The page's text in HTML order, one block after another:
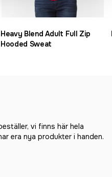
Heavy Blend Adult Full Zip
Hooded Sweat
vi finns här hela
era nya produkter i handen.